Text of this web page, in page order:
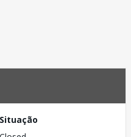
Situação